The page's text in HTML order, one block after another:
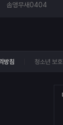
솜앵무새0404
방침 청소년 보